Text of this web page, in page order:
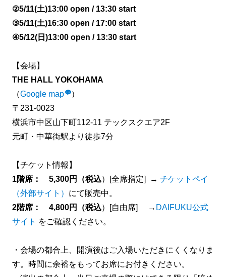
②5/11(土)13:00 open / 13:30 start
③5/11(土)16:30 open / 17:00 start
④5/12(日)13:00 open / 13:30 start
【会場】
THE HALL YOKOHAMA
（Google map
）
〒231-0023
横浜市中区山下町112-11 テックスクエア2F
元町・中華街駅より徒歩7分
【チケット情報】
1階席：
5,300円（税込）[全席指定] → チケットペイ
（外部サイト） にて販売中。
2階席：
4,800円（税込）[自由席] → DAIFUKU公式
サイト をご確認ください。
・会場の都合上、開演後はご入場いただきにくくなりま
す。時間に余裕をもってお席にお付きください。